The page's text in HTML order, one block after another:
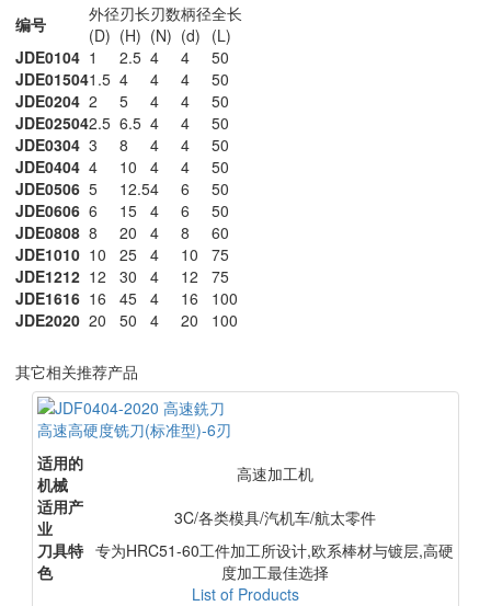
编号
外径
(D)
刃长
(H)
刃数
(N)
柄径
(d)
全长
(L)
JDE0104 1 2.5 4 4
50
JDE015041.5 4 4 4
50
JDE0204 2 5 4 4
50
JDE025042.5 6.5 4 4
50
JDE0304 3 8 4 4
50
JDE0404 4 10 4 4
50
JDE0506 5 12.54 6
50
JDE0606 6 15 4 6
50
JDE0808 8 20 4 8
60
JDE1010 10 25 4 10
75
JDE1212 12 30 4 12
75
JDE1616 16 45 4 16
100
JDE2020 20 50 4 20 100
其它相关推荐产品
高速高硬度铣刀(标准型)-6刃
适用的
机械
高速加工机
适用产
业
3C/各类模具/汽机车/航太零件
刀具特
色
专为HRC51-60工件加工所设计,欧系棒材与镀层,高硬
度加工最佳选择
List of Products